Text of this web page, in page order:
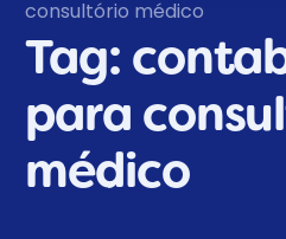
consultório médico
Tag:
para
médico